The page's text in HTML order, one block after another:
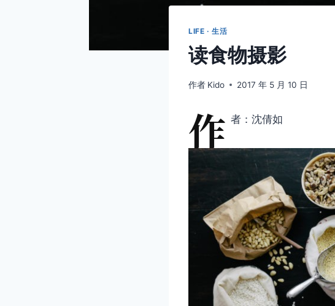
LIFE · 生活
读食物摄影
作者 Kido 2017 年 5 月 10 日
作 者：沈倩如